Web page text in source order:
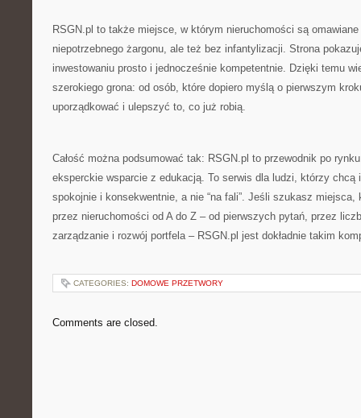
RSGN.pl to także miejsce, w którym nieruchomości są
niepotrzebnego żargonu, ale też bez infantylizacji. Strona
inwestowaniu prosto i jednocześnie kompetentnie. Dzięki temu
szerokiego grona: od osób, które dopiero myślą o pierwszym
uporządkować i ulepszyć to, co już robią.
Całość można podsumować tak: RSGN.pl to przewodnik po
eksperckie wsparcie z edukacją. To serwis dla ludzi, którzy chcą
spokojnie i konsekwentnie, a nie “na fali”. Jeśli szukasz miejsca,
przez nieruchomości od A do Z – od pierwszych pytań, przez
zarządzanie i rozwój portfela – RSGN.pl jest dokładnie takim
CATEGORIES: DOMOWE PRZETWORY
Comments are closed.